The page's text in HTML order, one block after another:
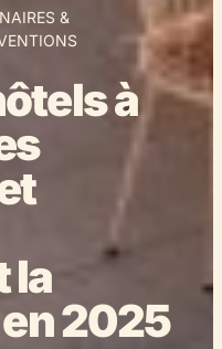
&
à
la
2025